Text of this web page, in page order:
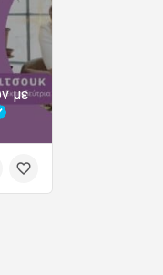
με